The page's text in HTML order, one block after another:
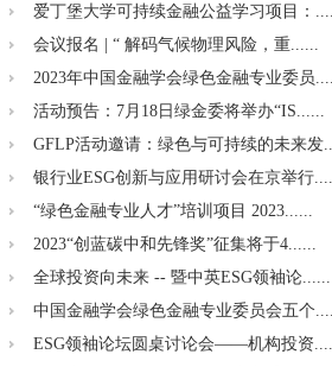
爱丁堡大学可持续金融公益学习项目：
会议报名 | “ 解码气候物理风险，重......
2023年中国金融学会绿色金融专业委员
活动预告：7月18日绿金委将举办“IS......
GFLP活动邀请：绿色与可持续的未来发
银行业ESG创新与应用研讨会在京举行
“绿色金融专业人才”培训项目 2023......
2023“创蓝碳中和先锋奖”征集将于4......
全球投资向未来 -- 暨中英ESG领袖论......
中国金融学会绿色金融专业委员会五个
ESG领袖论坛圆桌讨论会——机构投资